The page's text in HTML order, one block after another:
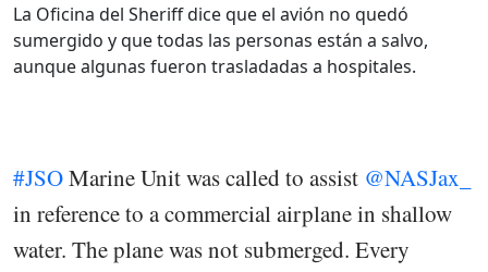
La Oficina del Sheriff dice que el avión no quedó
sumergido y que todas las personas están a salvo,
aunque algunas fueron trasladadas a hospitales.
#JSOMarine Unit was called to assist @NASJax_
in reference to a commercial airplane in shallow
water. The plane was not submerged. Every